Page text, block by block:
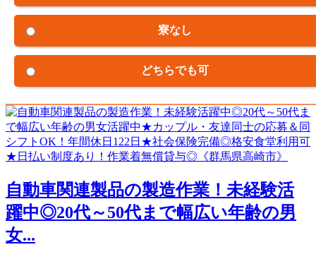
寮なし
どちらでも可
自動車関連製品の製造作業！未経験活
躍中◎20代～50代まで幅広い年齢の男
女...